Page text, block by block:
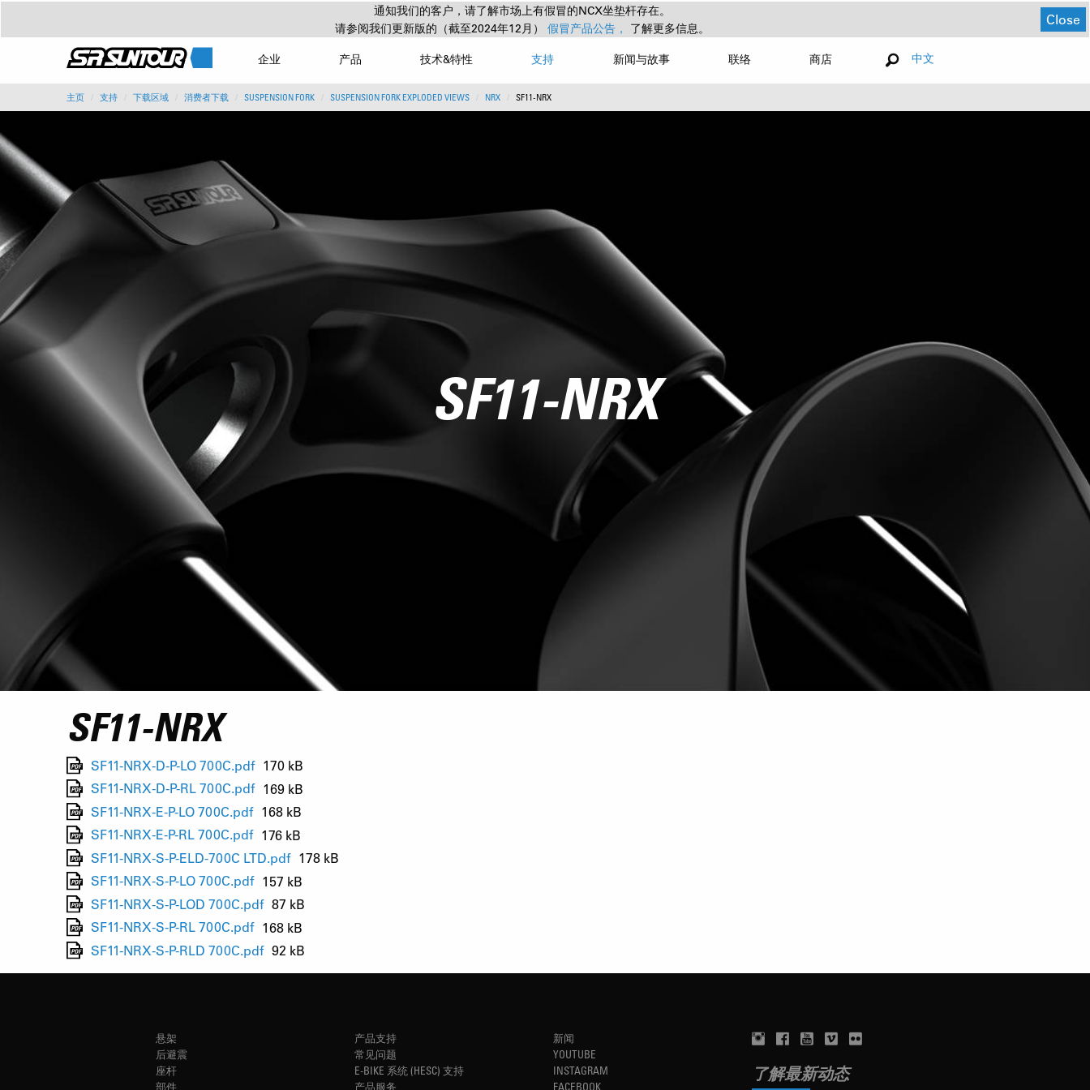
通知我们的客户，请了解市场上有假冒的NCX坐垫杆存在。
请参阅我们更新版的（截至2024年12月） 假冒产品公告， 了解更多信息。
Close
企业 产品 技术&特性 支持 新闻与故事 联络 商店 中文
主页 支持 下载区域 消费者下载 SUSPENSION FORK SUSPENSION FORK EXPLODED VIEWS NRX SF11-NRX
SF11-NRX
SF11-NRX
SF11-NRX-D-P-LO 700C.pdf 170 kB
SF11-NRX-D-P-RL 700C.pdf 169 kB
SF11-NRX-E-P-LO 700C.pdf 168 kB
SF11-NRX-E-P-RL 700C.pdf 176 kB
SF11-NRX-S-P-ELD-700C LTD.pdf 178 kB
SF11-NRX-S-P-LO 700C.pdf 157 kB
SF11-NRX-S-P-LOD 700C.pdf 87 kB
SF11-NRX-S-P-RL 700C.pdf 168 kB
SF11-NRX-S-P-RLD 700C.pdf 92 kB
悬架
后避震
座杆
部件
产品支持
常见问题
E-BIKE 系统 (HESC) 支持
产品服务
新闻
YOUTUBE
INSTAGRAM
FACEBOOK
了解最新动态